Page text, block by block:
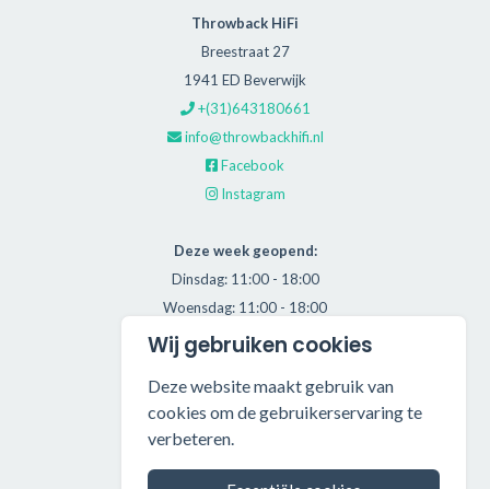
Throwback HiFi
Breestraat 27
1941 ED Beverwijk
+(31)643180661
info@throwbackhifi.nl
Facebook
Instagram
Deze week geopend:
Dinsdag: 11:00 - 18:00
Woensdag: 11:00 - 18:00
Donderdag: 11:00 - 21:00
Zaterdag: 11:00 - 17:00
Alle getoonde prijzen zijn incl. BTW.
Algemene Voorwaarden
Wij gebruiken cookies
Deze website maakt gebruik van
cookies om de gebruikerservaring te
verbeteren.